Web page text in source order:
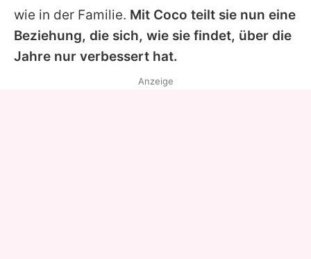
wie in der Familie. Mit Coco teilt sie nun eine
Beziehung, die sich, wie sie findet, über die
Jahre nur verbessert hat.
Anzeige